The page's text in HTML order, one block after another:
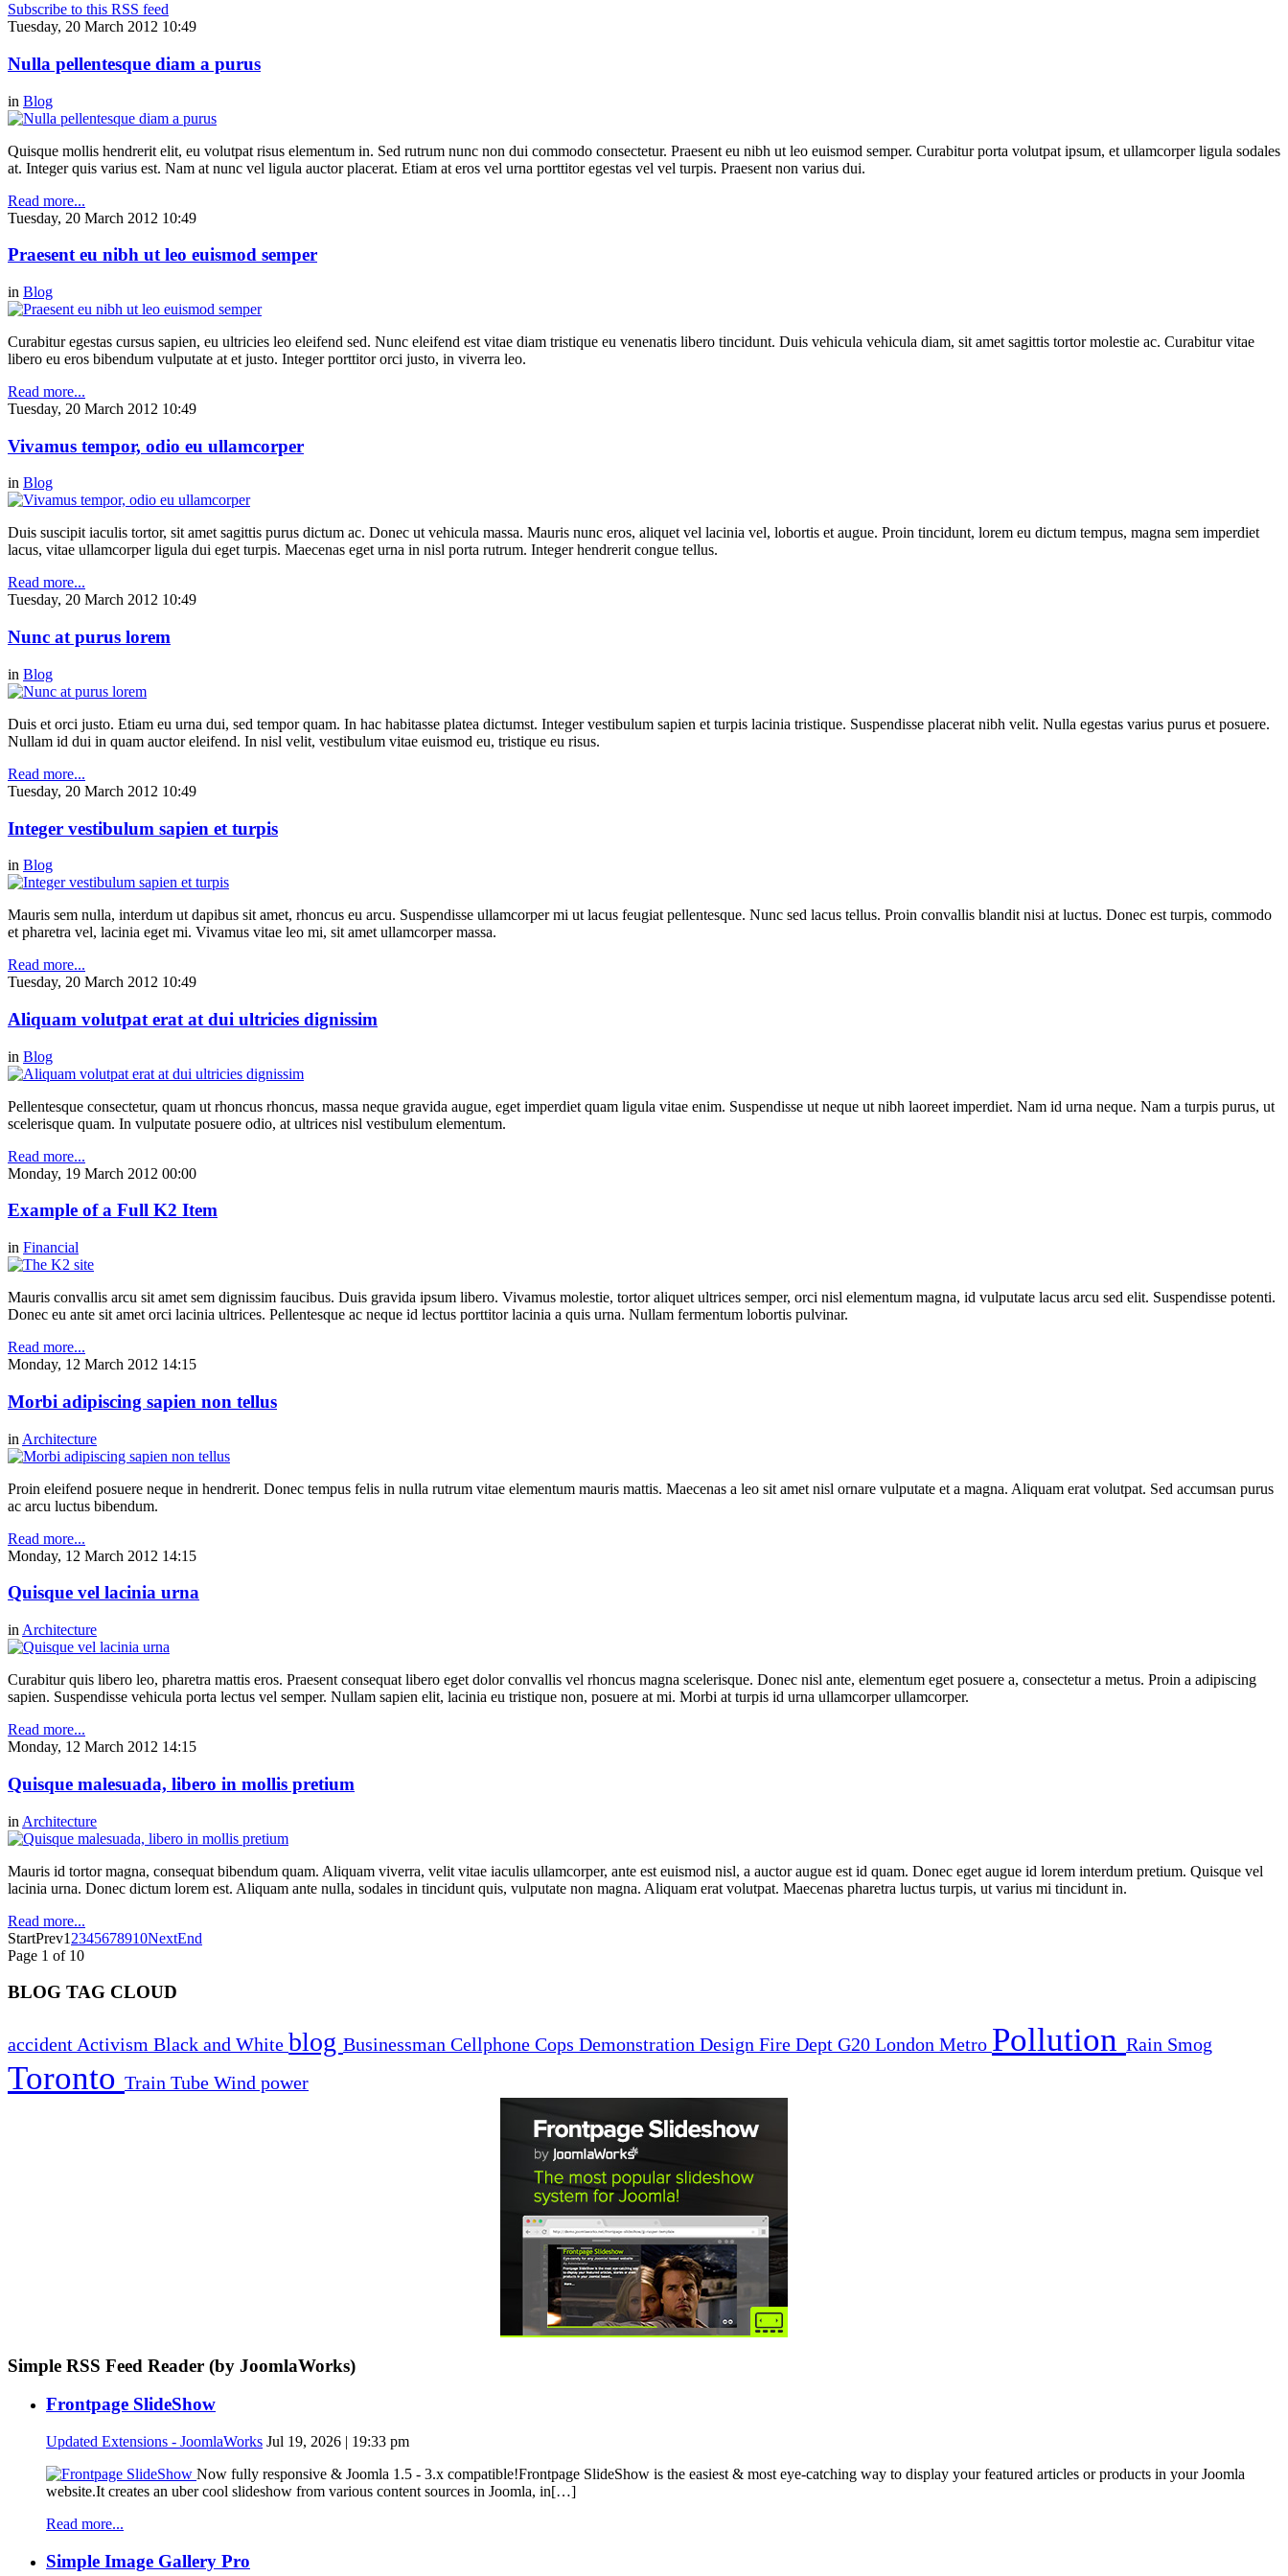
Subscribe to this RSS feed
Tuesday, 20 March 2012 10:49
Nulla pellentesque diam a purus
in Blog
Quisque mollis hendrerit elit, eu volutpat risus elementum in. Sed rutrum nunc non dui commodo consectetur. Praesent eu nibh ut leo euismod semper. Curabitur porta volutpat ipsum, et ullamcorper ligula sodales
at. Integer quis varius est. Nam at nunc vel ligula auctor placerat. Etiam at eros vel urna porttitor egestas vel vel turpis. Praesent non varius dui.
Read more...
Tuesday, 20 March 2012 10:49
Praesent eu nibh ut leo euismod semper
in Blog
Curabitur egestas cursus sapien, eu ultricies leo eleifend sed. Nunc eleifend est vitae diam tristique eu venenatis libero tincidunt. Duis vehicula vehicula diam, sit amet sagittis tortor molestie ac. Curabitur vitae
libero eu eros bibendum vulputate at et justo. Integer porttitor orci justo, in viverra leo.
Read more...
Tuesday, 20 March 2012 10:49
Vivamus tempor, odio eu ullamcorper
in Blog
Duis suscipit iaculis tortor, sit amet sagittis purus dictum ac. Donec ut vehicula massa. Mauris nunc eros, aliquet vel lacinia vel, lobortis et augue. Proin tincidunt, lorem eu dictum tempus, magna sem imperdiet
lacus, vitae ullamcorper ligula dui eget turpis. Maecenas eget urna in nisl porta rutrum. Integer hendrerit congue tellus.
Read more...
Tuesday, 20 March 2012 10:49
Nunc at purus lorem
in Blog
Duis et orci justo. Etiam eu urna dui, sed tempor quam. In hac habitasse platea dictumst. Integer vestibulum sapien et turpis lacinia tristique. Suspendisse placerat nibh velit. Nulla egestas varius purus et posuere.
Nullam id dui in quam auctor eleifend. In nisl velit, vestibulum vitae euismod eu, tristique eu risus.
Read more...
Tuesday, 20 March 2012 10:49
Integer vestibulum sapien et turpis
in Blog
Mauris sem nulla, interdum ut dapibus sit amet, rhoncus eu arcu. Suspendisse ullamcorper mi ut lacus feugiat pellentesque. Nunc sed lacus tellus. Proin convallis blandit nisi at luctus. Donec est turpis, commodo
et pharetra vel, lacinia eget mi. Vivamus vitae leo mi, sit amet ullamcorper massa.
Read more...
Tuesday, 20 March 2012 10:49
Aliquam volutpat erat at dui ultricies dignissim
in Blog
Pellentesque consectetur, quam ut rhoncus rhoncus, massa neque gravida augue, eget imperdiet quam ligula vitae enim. Suspendisse ut neque ut nibh laoreet imperdiet. Nam id urna neque. Nam a turpis purus, ut
scelerisque quam. In vulputate posuere odio, at ultrices nisl vestibulum elementum.
Read more...
Monday, 19 March 2012 00:00
Example of a Full K2 Item
in Financial
Mauris convallis arcu sit amet sem dignissim faucibus. Duis gravida ipsum libero. Vivamus molestie, tortor aliquet ultrices semper, orci nisl elementum magna, id vulputate lacus arcu sed elit. Suspendisse potenti.
Donec eu ante sit amet orci lacinia ultrices. Pellentesque ac neque id lectus porttitor lacinia a quis urna. Nullam fermentum lobortis pulvinar.
Read more...
Monday, 12 March 2012 14:15
Morbi adipiscing sapien non tellus
in Architecture
Proin eleifend posuere neque in hendrerit. Donec tempus felis in nulla rutrum vitae elementum mauris mattis. Maecenas a leo sit amet nisl ornare vulputate et a magna. Aliquam erat volutpat. Sed accumsan purus
ac arcu luctus bibendum.
Read more...
Monday, 12 March 2012 14:15
Quisque vel lacinia urna
in Architecture
Curabitur quis libero leo, pharetra mattis eros. Praesent consequat libero eget dolor convallis vel rhoncus magna scelerisque. Donec nisl ante, elementum eget posuere a, consectetur a metus. Proin a adipiscing
sapien. Suspendisse vehicula porta lectus vel semper. Nullam sapien elit, lacinia eu tristique non, posuere at mi. Morbi at turpis id urna ullamcorper ullamcorper.
Read more...
Monday, 12 March 2012 14:15
Quisque malesuada, libero in mollis pretium
in Architecture
Mauris id tortor magna, consequat bibendum quam. Aliquam viverra, velit vitae iaculis ullamcorper, ante est euismod nisl, a auctor augue est id quam. Donec eget augue id lorem interdum pretium. Quisque vel
lacinia urna. Donec dictum lorem est. Aliquam ante nulla, sodales in tincidunt quis, vulputate non magna. Aliquam erat volutpat. Maecenas pharetra luctus turpis, ut varius mi tincidunt in.
Read more...
StartPrev1 2345678910NextEnd
Page 1 of 10
BLOG TAG CLOUD
accident Activism Black and White blog Businessman Cellphone Cops Demonstration Design Fire Dept G20 London Metro Pollution Rain Smog
Toronto Train Tube Wind power
Simple RSS Feed Reader (by JoomlaWorks)
Frontpage SlideShow
Updated Extensions - JoomlaWorks Jul 19, 2026 | 19:33 pm
Now fully responsive & Joomla 1.5 - 3.x compatible!Frontpage SlideShow is the easiest & most eye-catching way to display your featured articles or products in your Joomla
website.It creates an uber cool slideshow from various content sources in Joomla, in[…]
Read more...
Simple Image Gallery Pro